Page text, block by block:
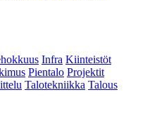
Infra Kiinteistöt
Pientalo Projektit
Talotekniikka Talous